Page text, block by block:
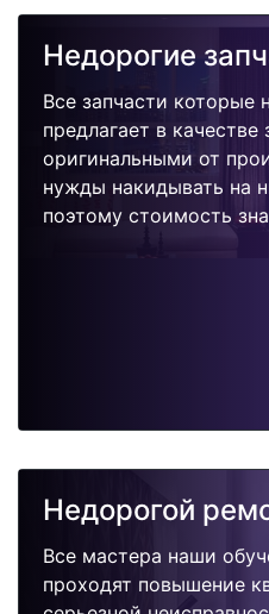
Недорогие
Все запчасти которые
предлагает в
оригинальными от
нужды накидывать на
поэтому стоимость
Недорогой
Все мастера наши
проходят повышение